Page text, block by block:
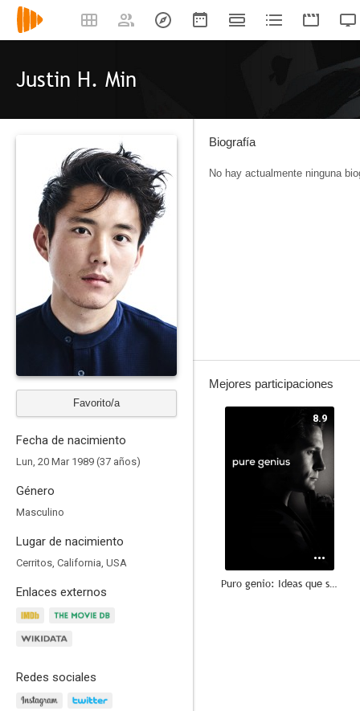
Justin H. Min
Favorito/a
Fecha de nacimiento
Lun, 20 Mar 1989 (37 años)
Género
Masculino
Lugar de nacimiento
Cerritos, California, USA
Enlaces externos
Redes sociales
Biografía
No hay actualmente ninguna
Mejores participaciones
8.9
Puro genio: Ideas que salvan vidas